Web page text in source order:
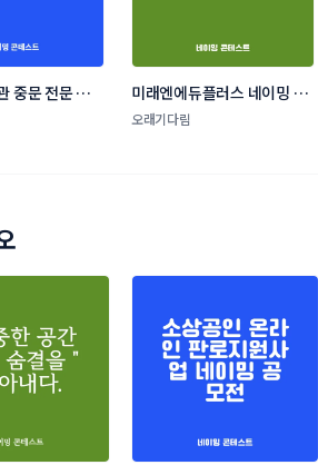
중문 전문 브랜
스트
미래엔에듀플러스 네이밍 콘
테스트
오래기다림